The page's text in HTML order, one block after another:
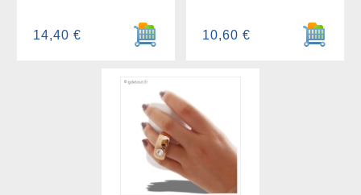
Ajouter au panier
14,40 €
Ajouter
10,60 €